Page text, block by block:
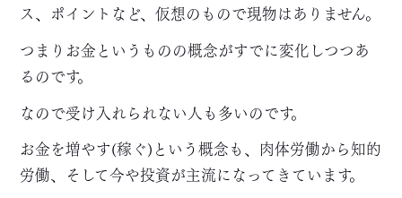
ス、ポイントなど、仮想のもので現物はありません。
つまりお金というものの概念がすでに変化しつつあ
るのです。
なので受け入れられない人も多いのです。
お金を増やす(稼ぐ)という概念も、肉体労働から知的
労働、そして今や投資が主流になってきています。